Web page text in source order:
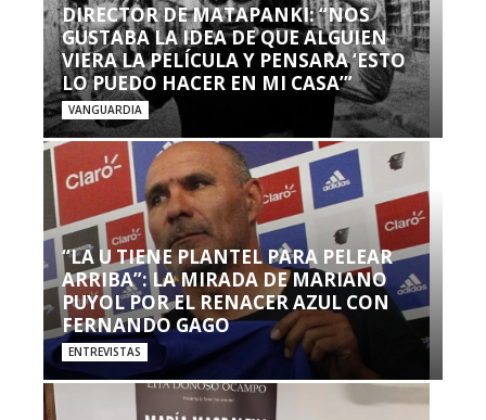
DIRECTOR DE MATAPANKI: “NOS
GUSTABA LA IDEA DE QUE ALGUIEN
VIERA LA PELÍCULA Y PENSARA ‘ESTO
LO PUEDO HACER EN MI CASA’”
VANGUARDIA
“LA U TIENE PLANTEL PARA PELEAR
ARRIBA”: LA MIRADA DE MARIANO
PUYOL POR EL RENACER AZUL CON
FERNANDO GAGO
ENTREVISTAS